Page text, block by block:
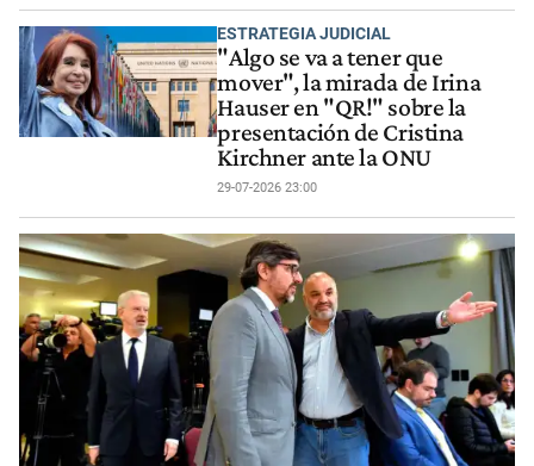
ESTRATEGIA JUDICIAL
"Algo se va a tener que
mover", la mirada de Irina
Hauser en "QR!" sobre la
presentación de Cristina
Kirchner ante la ONU
29-07-2026 23:00